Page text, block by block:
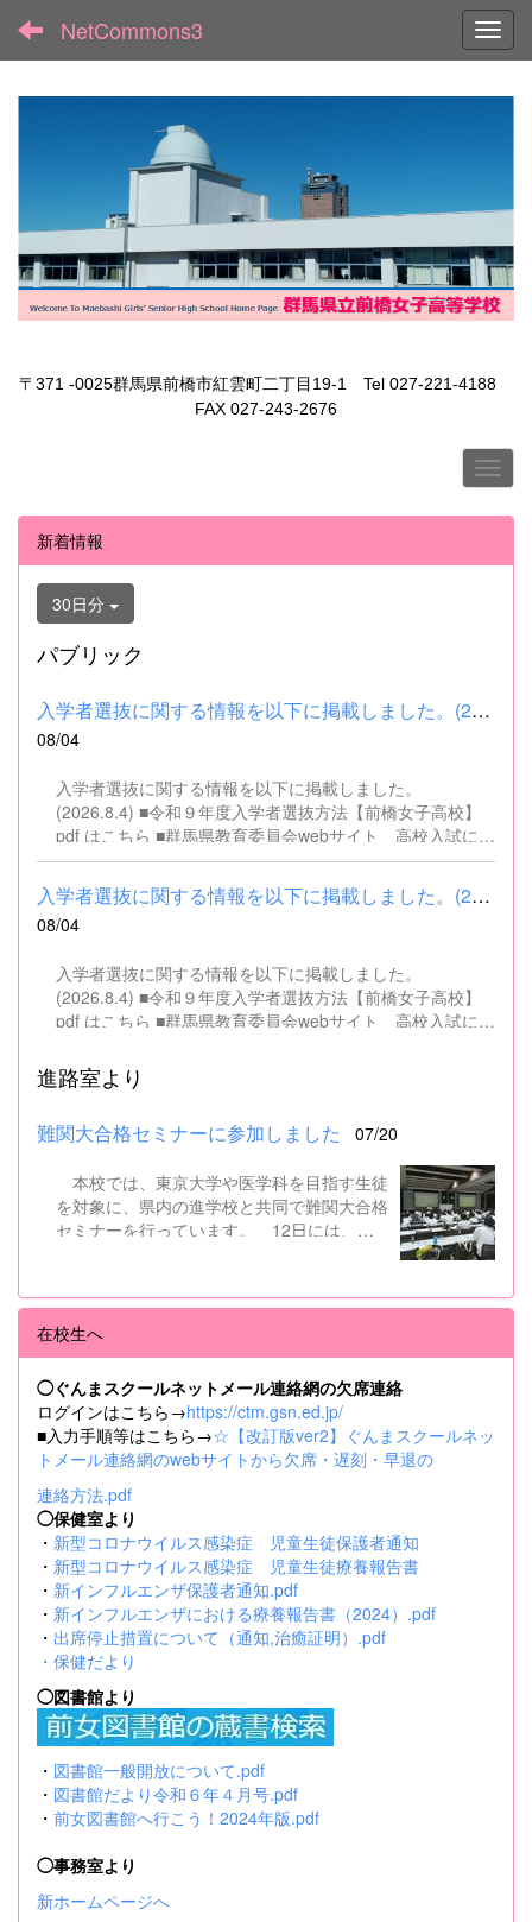
NetCommons3
〒371 -0025群馬県前橋市紅雲町二丁目19-1 Tel 027-221-4188
FAX 027-243-2676
新着情報
30日分
パブリック
入学者選抜に関する情報を以下に掲載しました。(2026.8.4) ■令和...
08/04
入学者選抜に関する情報を以下に掲載しました。
(2026.8.4) ■令和９年度入学者選抜方法【前橋女子高校】
pdf はこちら ■群馬県教育委員会webサイト 高校入試に関
するページはこちら
入学者選抜に関する情報を以下に掲載しました。(2026.8.4) ■令和...
08/04
入学者選抜に関する情報を以下に掲載しました。
(2026.8.4) ■令和９年度入学者選抜方法【前橋女子高校】
pdf はこちら ■群馬県教育委員会webサイト 高校入試に関
進路室より
難関大合格セミナーに参加しました 07/20
本校では、東京大学や医学科を目指す生徒
を対象に、県内の進学校と共同で難関大合格
セミナーを行っています。 12日には、本
名の高校生が参加しました。駿台予備校から
東大入試に精通した講師をお招きし、合格す
るための答案作成力をつけるためのノウハウ
には群馬パース大学を会場に、群馬県高校生
医学科小論文セミナーが行われ、本校2・3
年生計24名が参加しました。代々木ゼミナ
ールから小論文対策の専門の先生をお招き
し、医系小論文の作成法について丸1日講義
をしていただきました。 どちらも同じ目標
をもつ者どうし、他校の生徒との交流を通じ
て大きな刺激を得てきたようです。
在校生へ
◯ぐんまスクールネットメール連絡網の欠席連絡
ログインはこちら→https://ctm.gsn.ed.jp/
■入力手順等はこちら→☆【改訂版ver2】ぐんまスクールネッ
トメール連絡網のwebサイトから欠席・遅刻・早退の
連絡方法.pdf
◯保健室より
・ 新型コロナウイルス感染症 児童生徒保護者通知
・ 新型コロナウイルス感染症 児童生徒療養報告書
・ 新インフルエンザ保護者通知.pdf
・ 新インフルエンザにおける療養報告書（2024）.pdf
・ 出席停止措置について（通知,治癒証明）.pdf
・ 保健だより
◯図書館より
・ 図書館一般開放について.pdf
・ 図書館だより令和６年４月号.pdf
・ 前女図書館へ行こう！2024年版.pdf
◯事務室より
新ホームページへ